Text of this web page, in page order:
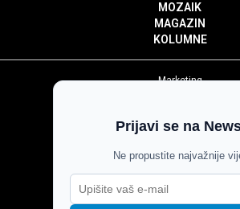
MOZAIK
MAGAZIN
KOLUMNE
Marketing
Impressum
Pravila komentiranja
Agroglas
Prijavi se na
Ne propustite najvažnije